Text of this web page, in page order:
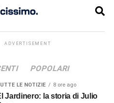
ADVERTISEMENT
POPOLARI
LE NOTIZIE 8 ore ago
Jardinero: la storia di Julio